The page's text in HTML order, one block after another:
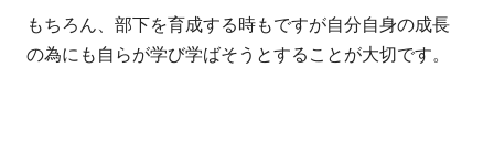
もちろん、部下を育成する時もですが自分自身の成長
の為にも自らが学び学ばそうとすることが大切です。